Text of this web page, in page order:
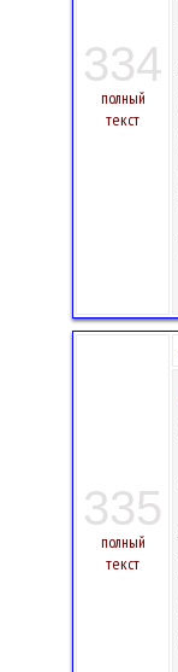
334
полный
текст
335
полный
текст